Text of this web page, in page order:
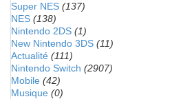
Super NES (137)
NES (138)
Nintendo 2DS (1)
New Nintendo 3DS (11)
Actualité (111)
Nintendo Switch (2907)
Mobile (42)
Musique (0)